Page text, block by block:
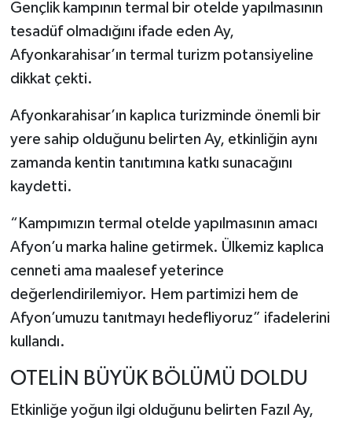
Gençlik kampının termal bir otelde yapılmasının
tesadüf olmadığını ifade eden Ay,
Afyonkarahisar’ın termal turizm potansiyeline
dikkat çekti.
Afyonkarahisar’ın kaplıca turizminde önemli bir
yere sahip olduğunu belirten Ay, etkinliğin aynı
zamanda kentin tanıtımına katkı sunacağını
kaydetti.
“Kampımızın termal otelde yapılmasının amacı
Afyon’u marka haline getirmek. Ülkemiz kaplıca
cenneti ama maalesef yeterince
değerlendirilemiyor. Hem partimizi hem de
Afyon’umuzu tanıtmayı hedefliyoruz” ifadelerini
kullandı.
OTELİN BÜYÜK BÖLÜMÜ DOLDU
Etkinliğe yoğun ilgi olduğunu belirten Fazıl Ay,